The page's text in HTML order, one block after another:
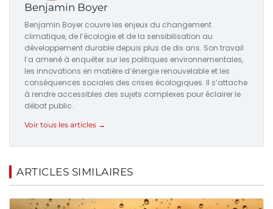
Benjamin Boyer
Benjamin Boyer couvre les enjeux du changement
climatique, de l’écologie et de la sensibilisation au
développement durable depuis plus de dix ans. Son travail
l’a amené à enquêter sur les politiques environnementales,
les innovations en matière d’énergie renouvelable et les
conséquences sociales des crises écologiques. Il s’attache
à rendre accessibles des sujets complexes pour éclairer le
débat public.
Voir tous les articles →
ARTICLES SIMILAIRES